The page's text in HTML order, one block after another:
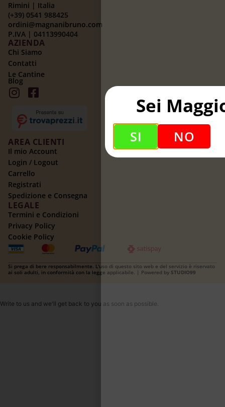
Rimini | Italia
(+39) 0541 988425
ordini@magnanibruno.com
P.IVA | 04113990404
AZIENDA
Chi Siamo
Contatti
Le Cantine
Blog
AREA CLIENTI
Il mio Account
Login / Logout
Carrello
Registrati
Spedizione e Consegna
LEGALE
Termini e Condizioni
Privacy Policy
Cookie Policy
Si prega di bere responsabilmente. L'uso di questo sito web e del servizio è riservato
ai soli adulti, in conformità con la legge applicabile. | Powered by STUDIO99
Write to us and we'll get back to you as soon as possible.
Sei
SI NO